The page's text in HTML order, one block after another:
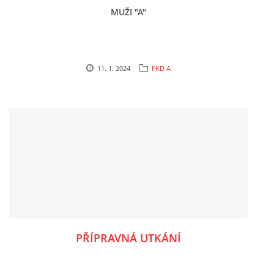
STARŠÍ PŘÍPRAVKA R 2012 + 2013
MUŽI "A"
11. 1. 2024 FKD A
PŘÍPRAVNÁ UTKÁNÍ